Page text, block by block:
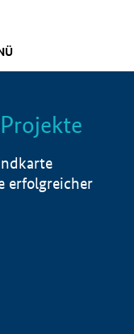
Info
erfolgreicher